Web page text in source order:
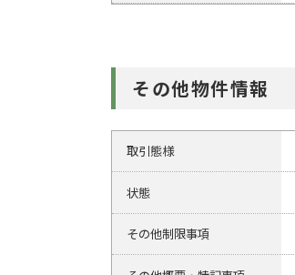
その他物件情報
取引態様
状態
その他制限事項